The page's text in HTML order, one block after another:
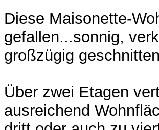
Diese Maisonette-
gefallen...sonnig,
großzügig
Über zwei Etagen
ausreichend